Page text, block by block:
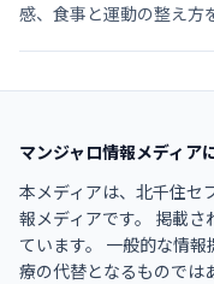
感、食事と運動の整え方
マンジャロ情報メディア
本メディアは、北千住セ
報メディアです。 掲載さ
ています。 一般的な情
療の代替となるものでは